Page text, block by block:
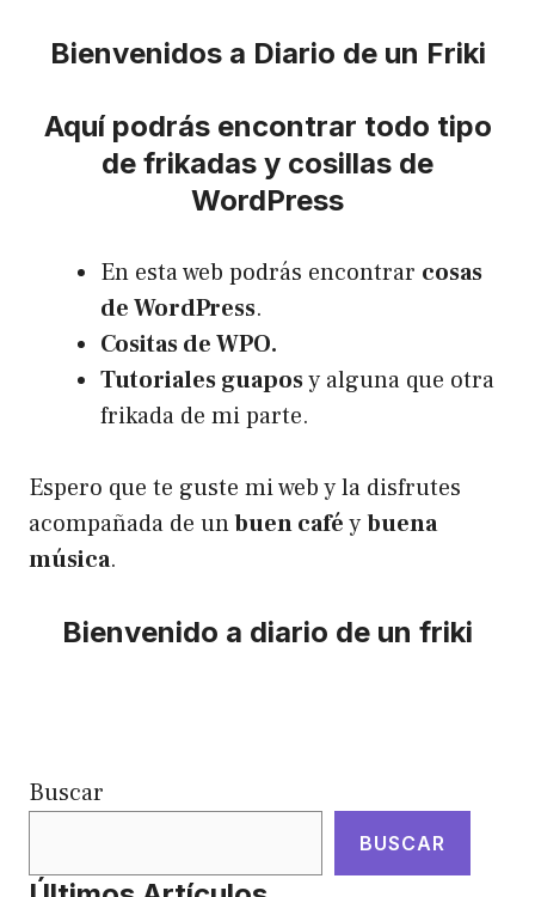
Bienvenidos a Diario de un Friki
Aquí podrás encontrar todo tipo
de frikadas y cosillas de
WordPress
En esta web podrás encontrar cosas
de WordPress.
Cositas de WPO.
Tutoriales guaposy alguna que otra
frikada de mi parte.
Espero que te guste mi web y la disfrutes
acompañada de unbuen caféybuena
música.
Bienvenido a diario de un friki
Buscar
BUSCAR